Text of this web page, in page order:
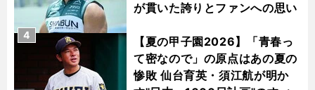
が貫いた誇りとファンへの思い
【夏の甲子園2026】「青春っ
て密なので」の原点はあの夏の
惨敗 仙台育英・須江航が明か
4